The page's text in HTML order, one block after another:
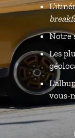
Notre
Les
vous-